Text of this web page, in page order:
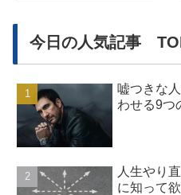
今日の人気記事
嘘つきな
わせる9つ
人生やり
に知って